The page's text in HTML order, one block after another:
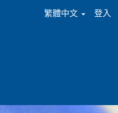
繁體中文 登入